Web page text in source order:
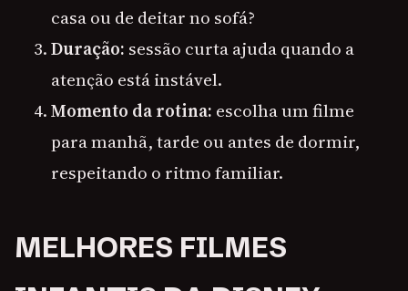
casa ou de deitar no sofá?
Duração: sessão curta ajuda quando a
atenção está instável.
Momento da rotina: escolha um filme
para manhã, tarde ou antes de dormir,
respeitando o ritmo familiar.
MELHORES FILMES